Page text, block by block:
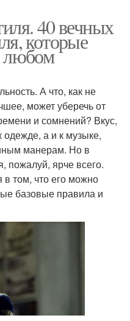
40 вечных
которые
любом
А что, как не
может уберечь от
и сомнений? Вкус,
одежде, а и к музыке,
манерам. Но в
пожалуй, ярче всего.
в том, что его можно
базовые правила и